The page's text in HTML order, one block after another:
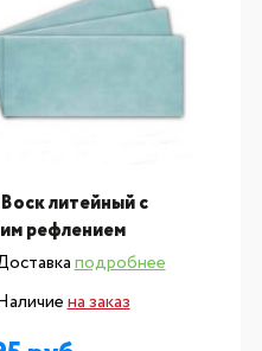
литейный с
рефлением
подробнее
на заказ